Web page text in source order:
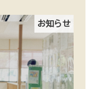
お知らせ